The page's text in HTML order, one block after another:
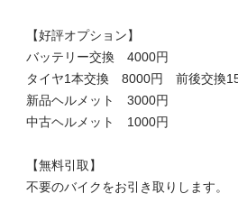
【好評オプション】
バッテリー交換　4000円
タイヤ1本交換　8000円　前後交換
新品ヘルメット　3000円
中古ヘルメット　1000円
【無料引取】
不要のバイクをお引き取りします。